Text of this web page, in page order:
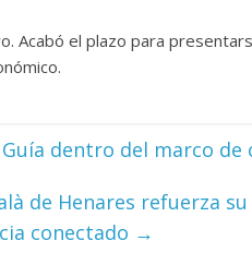
Acabó el plazo para
dentro del marco de
de Henares refuerza
conectado →